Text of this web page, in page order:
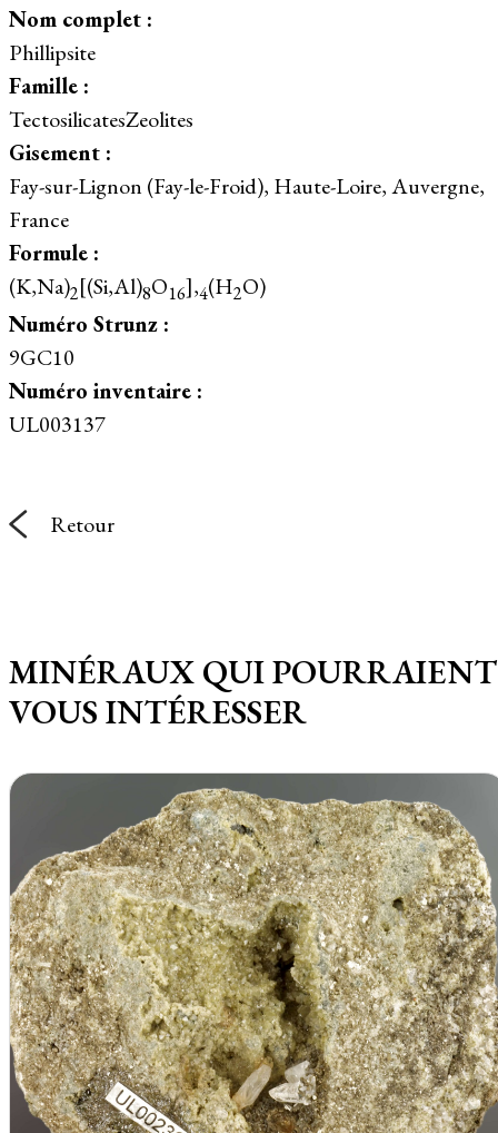
Nom complet :
Phillipsite
Famille :
TectosilicatesZeolites
Gisement :
Fay-sur-Lignon (Fay-le-Froid), Haute-Loire, Auvergne,
France
Formule :
(K,Na)2[(Si,Al)8O16],4(H2O)
Numéro Strunz :
9GC10
Numéro inventaire :
UL003137
Retour
MINÉRAUX QUI POURRAIENT
VOUS INTÉRESSER